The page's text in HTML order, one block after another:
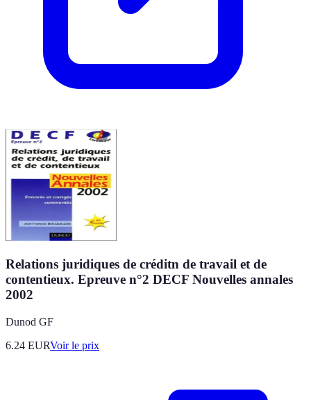
Relations juridiques de créditn de travail et de
contentieux. Epreuve n°2 DECF Nouvelles annales
2002
Dunod GF
6.24 EURVoir le prix